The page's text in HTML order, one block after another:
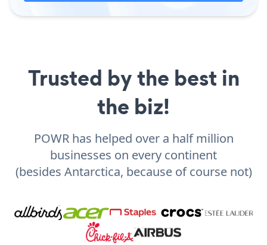
Trusted by the best in
the biz!
POWR has helped over a half million
businesses on every continent
(besides Antarctica, because of course not)